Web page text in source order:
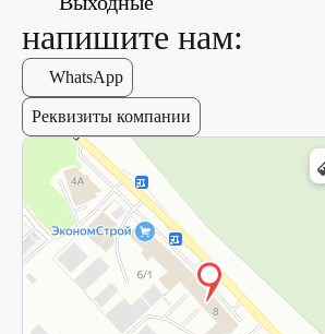
напишите нам:
WhatsApp
Реквизиты компании